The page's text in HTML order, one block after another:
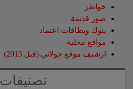
خواطر
صور قديمة
بنوك وبطاقات اعتماد
مواقع محلية
ارشيف موقع جولاني (قبل 2013)
تصنيفات